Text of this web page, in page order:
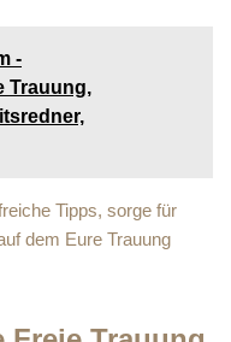
-
Trauung,
Tipps, sorge für
dem Eure Trauung